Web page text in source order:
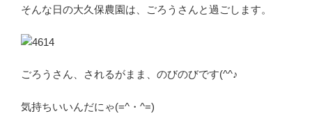
そんな日の大久保農園は、ごろうさんと過ごします。
ごろうさん、されるがまま、のびのびです(^^♪
気持ちいいんだにゃ(=^・^=)